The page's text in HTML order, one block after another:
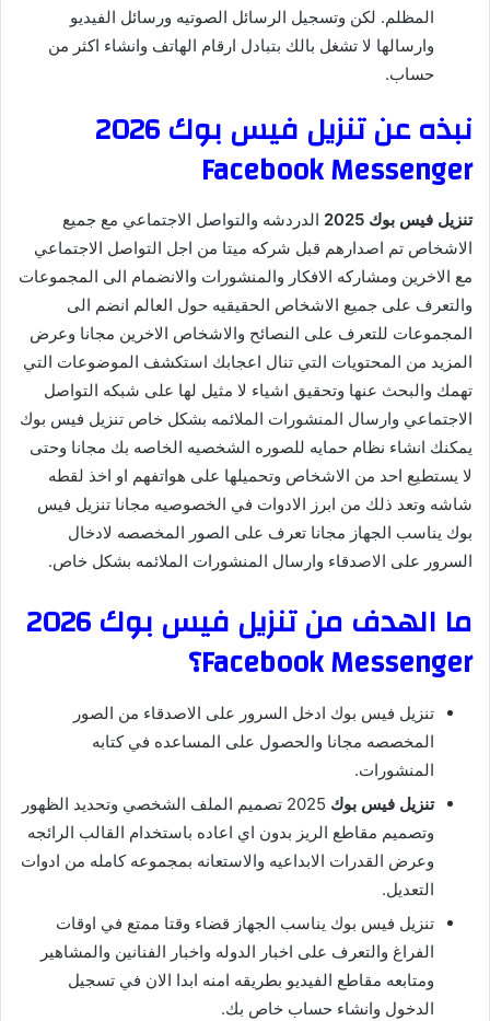
المظلم. لكن وتسجيل الرسائل الصوتيه ورسائل الفيديو
وارسالها لا تشغل بالك بتبادل ارقام الهاتف وانشاء اكثر من
حساب.
نبذه عن تنزيل فيس بوك 2026
Facebook Messenger
تنزيل فيس بوك 2025
الدردشه والتواصل الاجتماعي مع جميع
الاشخاص تم اصدارهم قبل شركه ميتا من اجل التواصل الاجتماعي
مع الاخرين ومشاركه الافكار والمنشورات والانضمام الى المجموعات
والتعرف على جميع الاشخاص الحقيقيه حول العالم انضم الى
المجموعات للتعرف على النصائح والاشخاص الاخرين مجانا وعرض
المزيد من المحتويات التي تنال اعجابك استكشف الموضوعات التي
تهمك والبحث عنها وتحقيق اشياء لا مثيل لها على شبكه التواصل
الاجتماعي وارسال المنشورات الملائمه بشكل خاص تنزيل فيس بوك
يمكنك انشاء نظام حمايه للصوره الشخصيه الخاصه بك مجانا وحتى
لا يستطيع احد من الاشخاص وتحميلها على هواتفهم او اخذ لقطه
شاشه وتعد ذلك من ابرز الادوات في الخصوصيه مجانا تنزيل فيس
بوك يناسب الجهاز مجانا تعرف على الصور المخصصه لادخال
السرور على الاصدقاء وارسال المنشورات الملائمه بشكل خاص.
ما الهدف من تنزيل فيس بوك 2026
Facebook Messenger؟
تنزيل فيس بوك ادخل السرور على الاصدقاء من الصور
المخصصه مجانا والحصول على المساعده في كتابه
المنشورات.
تنزيل فيس بوك
2025 تصميم الملف الشخصي وتحديد الظهور
وتصميم مقاطع الريز بدون اي اعاده باستخدام القالب الرائجه
وعرض القدرات الابداعيه والاستعانه بمجموعه كامله من ادوات
التعديل.
تنزيل فيس بوك يناسب الجهاز قضاء وقتا ممتع في اوقات
الفراغ والتعرف على اخبار الدوله واخبار الفنانين والمشاهير
ومتابعه مقاطع الفيديو بطريقه امنه ابدا الان في تسجيل
الدخول وانشاء حساب خاص بك.